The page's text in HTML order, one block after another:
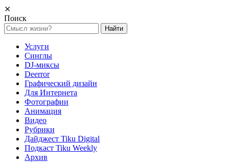
⨯
Поиск
Найти:
Услуги
Синглы
DJ-миксы
Deerror
Графический дизайн
Для Интернета
Фотографии
Анимация
Видео
Рубрики
Дайджест Tiku Digital
Подкаст Tiku Weekly
Архив